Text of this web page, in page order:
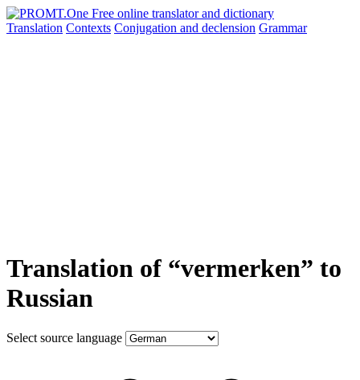
Translation Contexts Conjugation and declension Grammar
Translation of “vermerken” to
Russian
Select source language